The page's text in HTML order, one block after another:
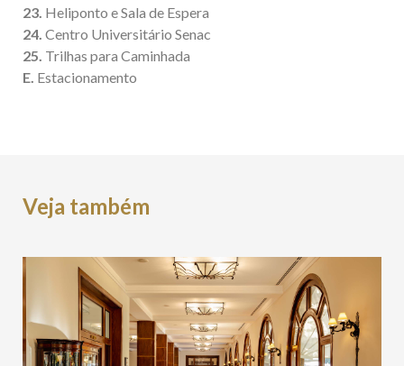
23. Heliponto e Sala de Espera
24. Centro Universitário Senac
25. Trilhas para Caminhada
E. Estacionamento
Veja também